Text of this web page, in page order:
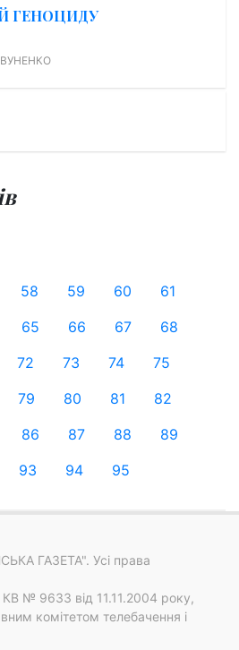
ГЕНОЦИДУ
58 59 60
61
65 66 67
68
72 73 74
75
79 80 81
82
86 87 88
89
93 94 95
ГАЗЕТА". Усі права
КВ № 9633 від 11.11.2004 року,
комітетом телебачення і